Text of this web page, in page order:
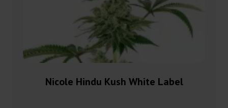
Nicole Hindu Kush White Label